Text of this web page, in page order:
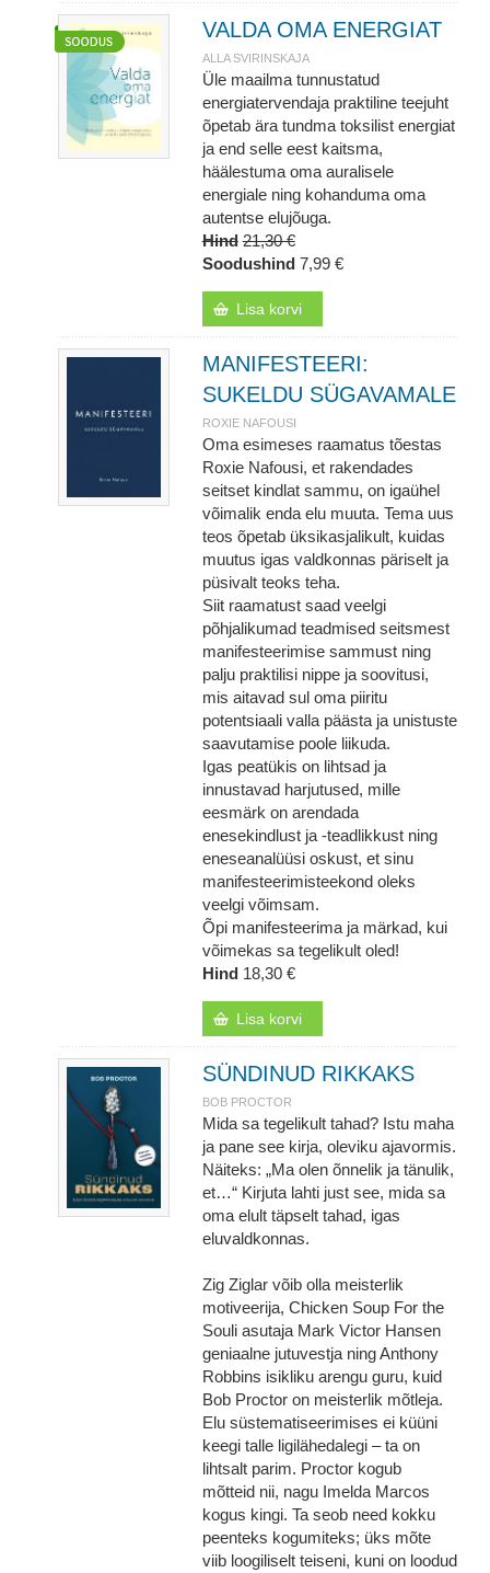
VALDA OMA ENERGIAT
ALLA SVIRINSKAJA
Üle maailma tunnustatud
energiatervendaja praktiline teejuht
õpetab ära tundma toksilist energiat
ja end selle eest kaitsma,
häälestuma oma auralisele
energiale ning kohanduma oma
autentse elujõuga.
Hind 21,30 €
Soodushind 7,99 €
Lisa korvi
MANIFESTEERI:
SUKELDU SÜGAVAMALE
ROXIE NAFOUSI
Oma esimeses raamatus tõestas
Roxie Nafousi, et rakendades
seitset kindlat sammu, on igaühel
võimalik enda elu muuta. Tema uus
teos õpetab üksikasjalikult, kuidas
muutus igas valdkonnas päriselt ja
püsivalt teoks teha.
Siit raamatust saad veelgi
põhjalikumad teadmised seitsmest
manifesteerimise sammust ning
palju praktilisi nippe ja soovitusi,
mis aitavad sul oma piiritu
potentsiaali valla päästa ja unistuste
saavutamise poole liikuda.
Igas peatükis on lihtsad ja
innustavad harjutused, mille
eesmärk on arendada
enesekindlust ja -teadlikkust ning
eneseanalüüsi oskust, et sinu
manifesteerimisteekond oleks
veelgi võimsam.
Õpi manifesteerima ja märkad, kui
võimekas sa tegelikult oled!
Hind 18,30 €
Lisa korvi
SÜNDINUD RIKKAKS
BOB PROCTOR
Mida sa tegelikult tahad? Istu maha
ja pane see kirja, oleviku ajavormis.
Näiteks: „Ma olen õnnelik ja tänulik,
et…“ Kirjuta lahti just see, mida sa
oma elult täpselt tahad, igas
eluvaldkonnas.
Zig Ziglar võib olla meisterlik
motiveerija, Chicken Soup For the
Souli asutaja Mark Victor Hansen
geniaalne jutuvestja ning Anthony
Robbins isikliku arengu guru, kuid
Bob Proctor on meisterlik mõtleja.
Elu süstematiseerimises ei küüni
keegi talle ligilähedalegi ‒ ta on
lihtsalt parim. Proctor kogub
mõtteid nii, nagu Imelda Marcos
kogus kingi. Ta seob need kokku
peenteks kogumiteks; üks mõte
viib loogiliselt teiseni, kuni on loodud